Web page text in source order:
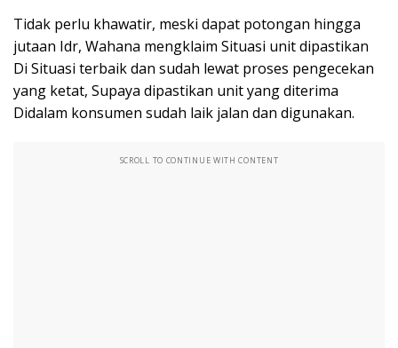
Tidak perlu khawatir, meski dapat potongan hingga
jutaan Idr, Wahana mengklaim Situasi unit dipastikan
Di Situasi terbaik dan sudah lewat proses pengecekan
yang ketat, Supaya dipastikan unit yang diterima
Didalam konsumen sudah laik jalan dan digunakan.
SCROLL TO CONTINUE WITH CONTENT